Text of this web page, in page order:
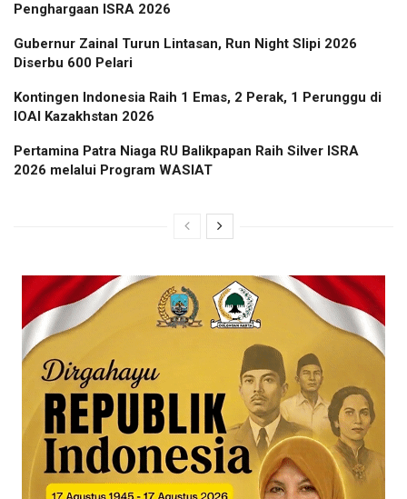
Penghargaan ISRA 2026
Gubernur Zainal Turun Lintasan, Run Night Slipi 2026
Diserbu 600 Pelari
Kontingen Indonesia Raih 1 Emas, 2 Perak, 1 Perunggu di
IOAI Kazakhstan 2026
Pertamina Patra Niaga RU Balikpapan Raih Silver ISRA
2026 melalui Program WASIAT